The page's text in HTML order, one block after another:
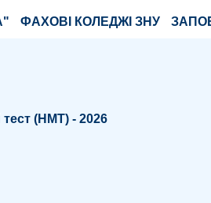
ФАХОВІ КОЛЕДЖІ ЗНУ
(НМТ) - 2026